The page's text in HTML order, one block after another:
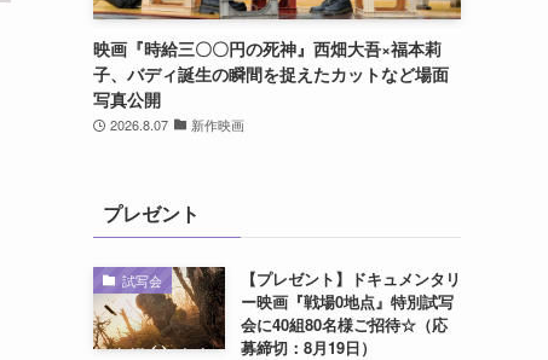
映画『時給三〇〇円の死神』西畑大吾×福本莉
子、バディ誕生の瞬間を捉えたカットなど場面
写真公開
2026.8.07 新作映画
プレゼント
試写会
【プレゼント】ドキュメンタリ
ー映画『戦場0地点』特別試写
会に40組80名様ご招待☆（応
募締切：8月19日）